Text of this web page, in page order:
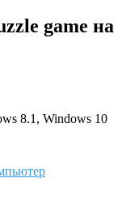
game на
8.1, Windows 10